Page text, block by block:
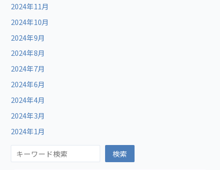
2024年11月
2024年10月
2024年9月
2024年8月
2024年7月
2024年6月
2024年4月
2024年3月
2024年1月
検索